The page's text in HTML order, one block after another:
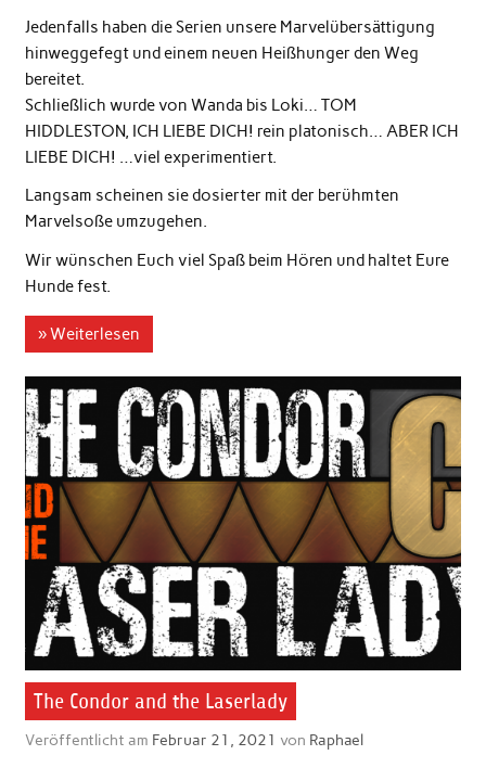
Jedenfalls haben die Serien unsere Marvelübersättigung
hinweggefegt und einem neuen Heißhunger den Weg
bereitet.
Schließlich wurde von Wanda bis Loki… TOM
HIDDLESTON, ICH LIEBE DICH! rein platonisch… ABER ICH
LIEBE DICH! …viel experimentiert.
Langsam scheinen sie dosierter mit der berühmten
Marvelsoße umzugehen.
Wir wünschen Euch viel Spaß beim Hören und haltet Eure
Hunde fest.
» Weiterlesen
The Condor and the Laserlady
Veröffentlicht am Februar 21, 2021 von Raphael